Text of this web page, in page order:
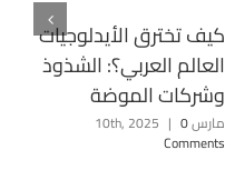
كيف تخترق الأيدلوجيات
العالم العربي؟: الشذوذ
وشركات الموضة
مارس 10th, 2025 | 0
Comments